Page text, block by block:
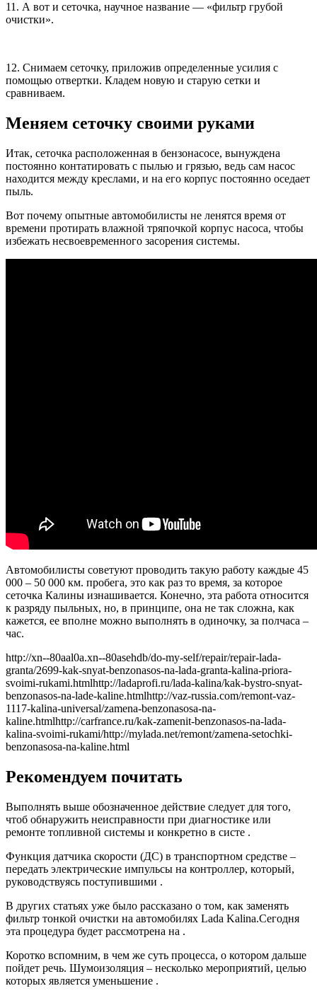
11. А вот и сеточка, научное название — «фильтр грубой
очистки».
12. Снимаем сеточку, приложив определенные усилия с
помощью отвертки. Кладем новую и старую сетки и
сравниваем.
Меняем сеточку своими руками
Итак, сеточка расположенная в бензонасосе, вынуждена
постоянно контатировать с пылью и грязью, ведь сам насос
находится между креслами, и на его корпус постоянно оседает
пыль.
Вот почему опытные автомобилисты не ленятся время от
времени протирать влажной тряпочкой корпус насоса, чтобы
избежать несвоевременного засорения системы.
Автомобилисты советуют проводить такую работу каждые 45
000 – 50 000 км. пробега, это как раз то время, за которое
сеточка Калины изнашивается. Конечно, эта работа относится
к разряду пыльных, но, в принципе, она не так сложна, как
кажется, ее вполне можно выполнять в одиночку, за полчаса –
час.
http://xn--80aal0a.xn--80asehdb/do-my-self/repair/repair-lada-
granta/2699-kak-snyat-benzonasos-na-lada-granta-kalina-priora-
svoimi-rukami.htmlhttp://ladaprofi.ru/lada-kalina/kak-bystro-snyat-
benzonasos-na-lade-kaline.htmlhttp://vaz-russia.com/remont-vaz-
1117-kalina-universal/zamena-benzonasosa-na-
kaline.htmlhttp://carfrance.ru/kak-zamenit-benzonasos-na-lada-
kalina-svoimi-rukami/http://mylada.net/remont/zamena-setochki-
benzonasosa-na-kaline.html
Рекомендуем почитать
Выполнять выше обозначенное действие следует для того,
чтоб обнаружить неисправности при диагностике или
ремонте топливной системы и конкретно в систе .
Функция датчика скорости (ДС) в транспортном средстве –
передать электрические импульсы на контроллер, который,
руководствуясь поступившими .
В других статьях уже было рассказано о том, как заменять
фильтр тонкой очистки на автомобилях Lada Kalina.Сегодня
эта процедура будет рассмотрена на .
Коротко вспомним, в чем же суть процесса, о котором дальше
пойдет речь. Шумоизоляция – несколько мероприятий, целью
которых является уменьшение .